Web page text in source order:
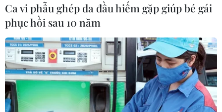
Ca vi phẫu ghép da đầu hiếm gặp giúp bé gái
phục hồi sau 10 năm